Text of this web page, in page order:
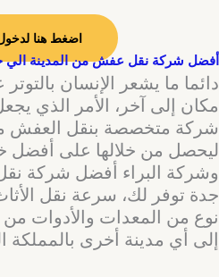
اضغط هنا
أفضل شركة نقل عفش من المدينة الي
دائما ما يشعر الإنسان
مكان إلى آخر، الأمر الذي
شركة متخصصة بنقل العفش
ليحصل من خلالها على
وشركة البراء أفضل شركة
جدة توفر لك، سرعة نقل
نوع من المعدات والأدوات من
إلى أي مدينة أخرى بالمملكة